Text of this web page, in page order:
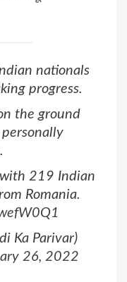
nationals
progress.
the ground
219 Indian
Romania.
Ka Parivar)
26, 2022